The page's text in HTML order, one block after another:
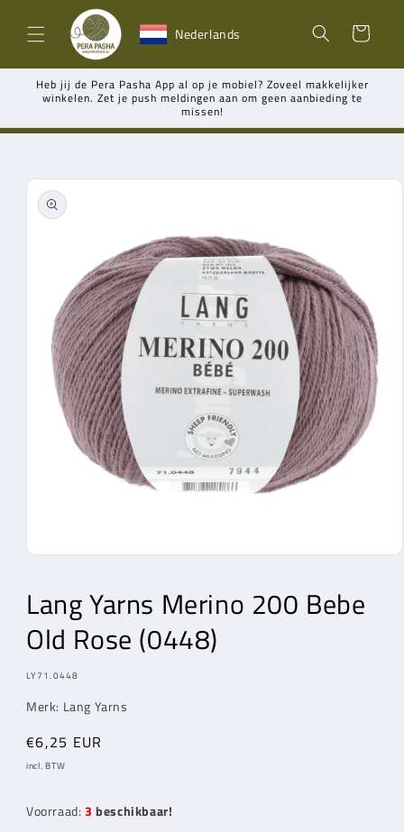
naar de
content Nederlands Winkelwagen
Heb jij de Pera Pasha App al op je mobiel? Zoveel makkelijker
winkelen. Zet je push meldingen aan om geen aanbieding te
missen!
direct naar
modaal
Lang Yarns Merino 200 Bebe
Old Rose (0448)
MODEL:
LY71.0448
Merk: Lang Yarns
Normale
prijs
€6,25 EUR
incl. BTW
Voorraad: 3 beschikbaar!